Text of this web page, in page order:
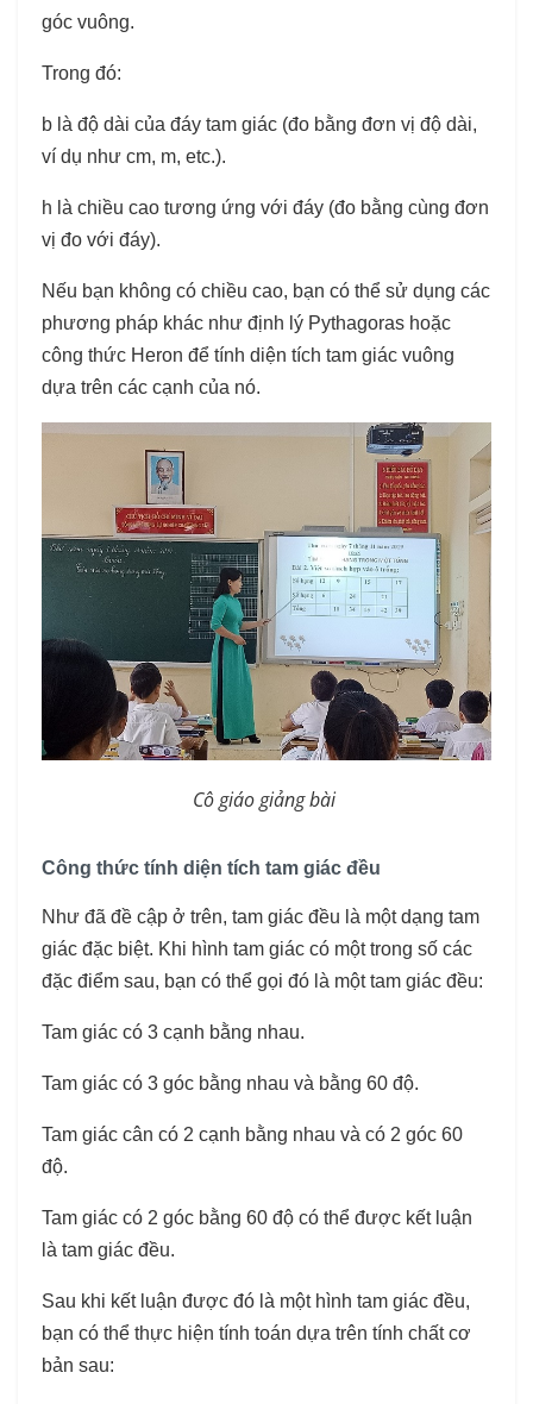
góc vuông.
Trong đó:
b là độ dài của đáy tam giác (đo bằng đơn vị độ dài,
ví dụ như cm, m, etc.).
h là chiều cao tương ứng với đáy (đo bằng cùng đơn
vị đo với đáy).
Nếu bạn không có chiều cao, bạn có thể sử dụng các
phương pháp khác như định lý Pythagoras hoặc
công thức Heron để tính diện tích tam giác vuông
dựa trên các cạnh của nó.
Cô giáo giảng bài
Công thức tính diện tích tam giác đều
Như đã đề cập ở trên, tam giác đều là một dạng tam
giác đặc biệt. Khi hình tam giác có một trong số các
đặc điểm sau, bạn có thể gọi đó là một tam giác đều:
Tam giác có 3 cạnh bằng nhau.
Tam giác có 3 góc bằng nhau và bằng 60 độ.
Tam giác cân có 2 cạnh bằng nhau và có 2 góc 60
độ.
Tam giác có 2 góc bằng 60 độ có thể được kết luận
là tam giác đều.
Sau khi kết luận được đó là một hình tam giác đều,
bạn có thể thực hiện tính toán dựa trên tính chất cơ
bản sau: